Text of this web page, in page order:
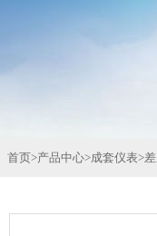
首页>产品中心>成套仪表>